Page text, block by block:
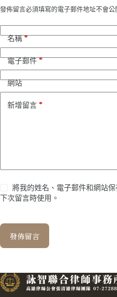
發佈留言必須填寫的電子郵件地址不會公
名稱*
電子郵件*
網站
新增留言 *
將我的姓名、電子郵件和網站
下次留言時使用。
發佈留言